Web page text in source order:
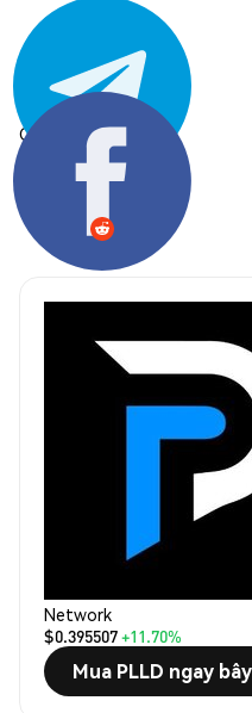
Chia sẻ:
Network
$0.395507+11.70%
Mua PLLD ngay